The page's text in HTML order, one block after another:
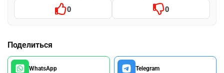
0 0
Поделиться
WhatsApp Telegram